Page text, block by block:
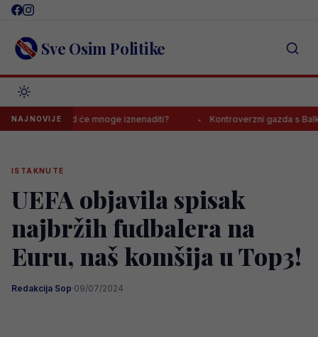
Skip
content Sve Osim Politike
NAJNOVIJE
ishod će mnoge iznenaditi? Kontroverzni gazda s Balkana o
ISTAKNUTE
UEFA objavila spisak
najbržih fudbalera na
Euru, naš komšija u Top3!
Redakcija Sop·09/07/2024